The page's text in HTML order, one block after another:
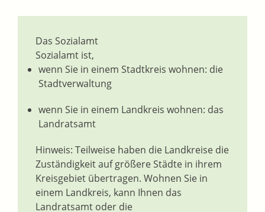
Das Sozialamt
Sozialamt ist,
wenn Sie in einem Stadtkreis wohnen: die
Stadtverwaltung
wenn Sie in einem Landkreis wohnen: das
Landratsamt
Hinweis: Teilweise haben die Landkreise die
Zuständigkeit auf größere Städte in ihrem
Kreisgebiet übertragen. Wohnen Sie in
einem Landkreis, kann Ihnen das
Landratsamt oder die